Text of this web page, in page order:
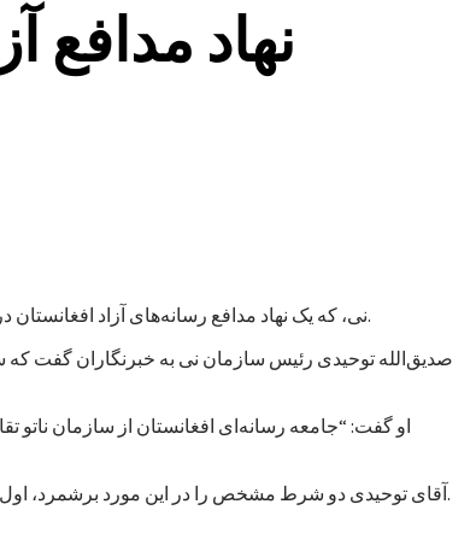
نهاد مدافع
نی، که یک نهاد مدافع رسانه‌های آزاد افغانستان در آستانه برگزاری کنفرانس ورشو خواسته است تا کمک‌های ناتو به حکومت افغانستان به حمایت از آزادی بیان و دسترسی آزاد به اطلاعات مشروط شود.
صدیق‌الله توحیدی رئیس سازمان نی به خبرنگاران گفت که
او گفت: “جامعه رسانه‌ای افغانستان از سازمان
آقای توحیدی دو شرط مشخص را در این مورد برشمرد، اول اینکه از حکومت افغانستان خواسته شود که عاملان خشونت علیه خبرنگاران را مجازات کند و دوم از رسانه‌های آزاد حمایت مالی و معنوی به عمل آورد.